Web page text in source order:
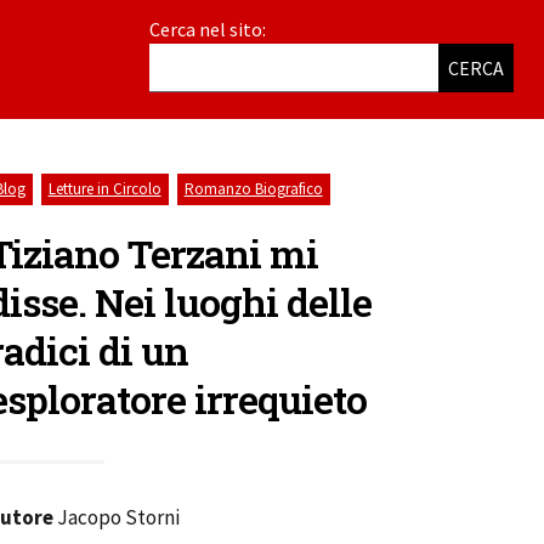
Cerca nel sito:
CERCA
Letture in Circolo Romanzo Biografico
Terzani mi
Nei luoghi delle
di un
irrequieto
Jacopo Storni